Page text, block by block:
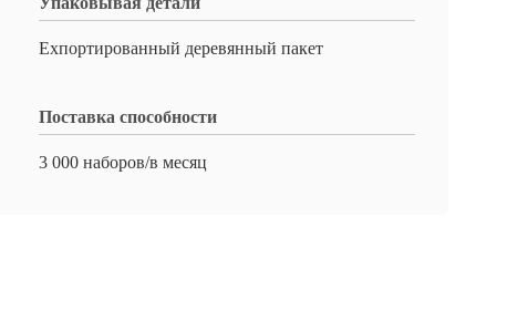
Ехпортированный деревянный пакет
Поставка способности
3 000 наборов/в месяц